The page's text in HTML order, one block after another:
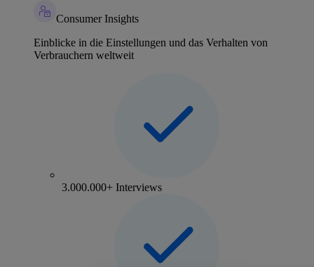
Consumer Insights
Einblicke in die Einstellungen und das Verhalten von
Verbrauchern weltweit
3.000.000+ Interviews